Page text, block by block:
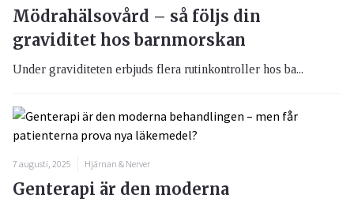
Mödrahälsovård – så följs din
graviditet hos barnmorskan
Under graviditeten erbjuds flera rutinkontroller hos ba...
7 augusti, 2025 Hjärnan & Nerver
Genterapi är den moderna